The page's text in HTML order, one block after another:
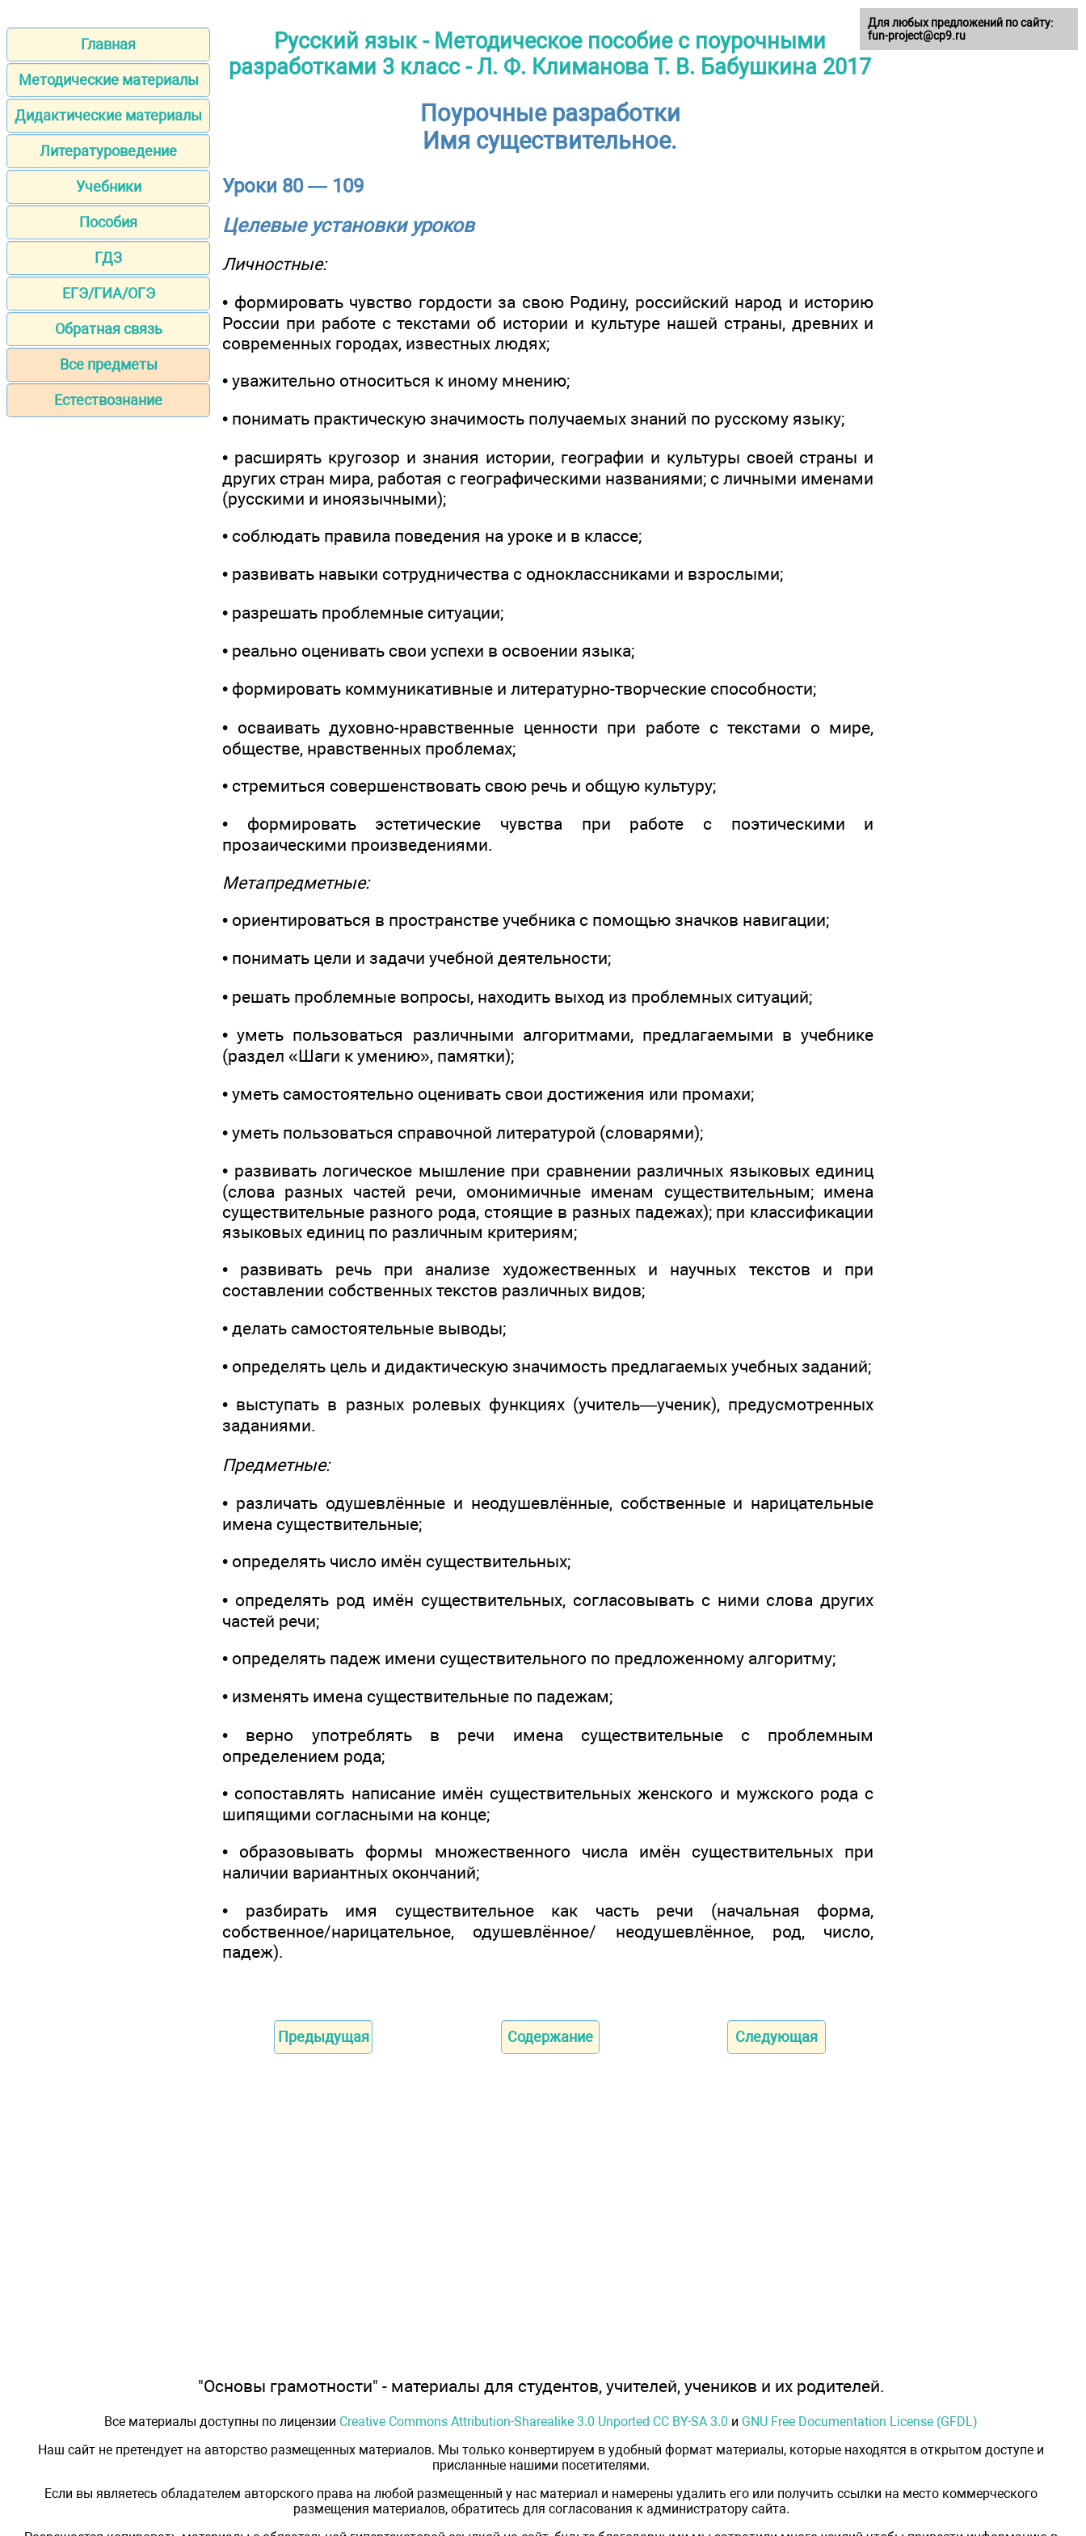
Главная
Методические материалы
Дидактические материалы
Литературоведение
Учебники
Пособия
ГДЗ
ЕГЭ/ГИА/ОГЭ
Обратная связь
Все предметы
Естествознание
Русский язык - Методическое пособие с поурочными
разработками 3 класс - Л. Ф. Климанова Т. В. Бабушкина 2017
Поурочные разработки
Имя существительное.
Уроки 80 — 109
Целевые установки уроков
Личностные:
• формировать чувство гордости за свою Родину, российский народ и историю
России при работе с текстами об истории и культуре нашей страны, древних и
современных городах, известных людях;
• уважительно относиться к иному мнению;
• понимать практическую значимость получаемых знаний по русскому языку;
• расширять кругозор и знания истории, географии и культуры своей страны и
других стран мира, работая с географическими названиями; с личными именами
(русскими и иноязычными);
• соблюдать правила поведения на уроке и в классе;
• развивать навыки сотрудничества с одноклассниками и взрослыми;
• разрешать проблемные ситуации;
• реально оценивать свои успехи в освоении языка;
• формировать коммуникативные и литературно-творческие способности;
• осваивать духовно-нравственные ценности при работе с текстами о мире,
обществе, нравственных проблемах;
• стремиться совершенствовать свою речь и общую культуру;
• формировать эстетические чувства при работе с поэтическими и
прозаическими произведениями.
Метапредметные:
• ориентироваться в пространстве учебника с помощью значков навигации;
• понимать цели и задачи учебной деятельности;
• решать проблемные вопросы, находить выход из проблемных ситуаций;
• уметь пользоваться различными алгоритмами, предлагаемыми в учебнике
(раздел «Шаги к умению», памятки);
• уметь самостоятельно оценивать свои достижения или промахи;
• уметь пользоваться справочной литературой (словарями);
• развивать логическое мышление при сравнении различных языковых единиц
(слова разных частей речи, омонимичные именам существительным; имена
существительные разного рода, стоящие в разных падежах); при классификации
языковых единиц по различным критериям;
• развивать речь при анализе художественных и научных текстов и при
составлении собственных текстов различных видов;
• делать самостоятельные выводы;
• определять цель и дидактическую значимость предлагаемых учебных заданий;
• выступать в разных ролевых функциях (учитель—ученик), предусмотренных
заданиями.
Предметные:
• различать одушевлённые и неодушевлённые, собственные и нарицательные
имена существительные;
• определять число имён существительных;
• определять род имён существительных, согласовывать с ними слова других
частей речи;
• определять падеж имени существительного по предложенному алгоритму;
• изменять имена существительные по падежам;
• верно употреблять в речи имена существительные с проблемным
определением рода;
• сопоставлять написание имён существительных женского и мужского рода с
шипящими согласными на конце;
• образовывать формы множественного числа имён существительных при
наличии вариантных окончаний;
• разбирать имя существительное как часть речи (начальная форма,
собственное/нарицательное, одушевлённое/ неодушевлённое, род, число,
падеж).
Предыдущая Содержание Следующая
"Основы грамотности" - материалы для студентов, учителей, учеников и их родителей.
Все материалы доступны по лицензии Creative Commons Attribution-Sharealike 3.0 Unported CC BY-SA 3.0 и GNU Free Documentation License (GFDL)
Наш сайт не претендует на авторство размещенных материалов. Мы только конвертируем в удобный формат материалы, которые находятся в открытом доступе и
присланные нашими посетителями.
Если вы являетесь обладателем авторского права на любой размещенный у нас материал и намерены удалить его или получить ссылки на место коммерческого
размещения материалов, обратитесь для согласования к администратору сайта.
Для любых предложений по сайту:
fun-project@cp9.ru